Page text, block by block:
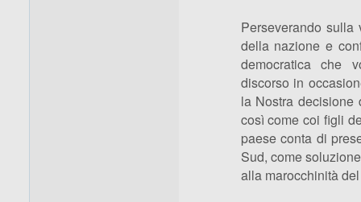
Perseverando
della nazione e
democratica che
discorso in
la Nostra
così come coi figli
paese conta di
Sud, come
alla marocchinità